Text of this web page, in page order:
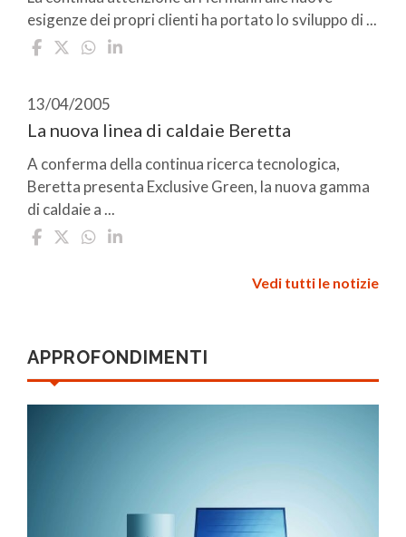
esigenze dei propri clienti ha portato lo sviluppo di ...
13/04/2005
La nuova linea di caldaie Beretta
A conferma della continua ricerca tecnologica,
Beretta presenta Exclusive Green, la nuova gamma
di caldaie a ...
Vedi tutti le notizie
APPROFONDIMENTI